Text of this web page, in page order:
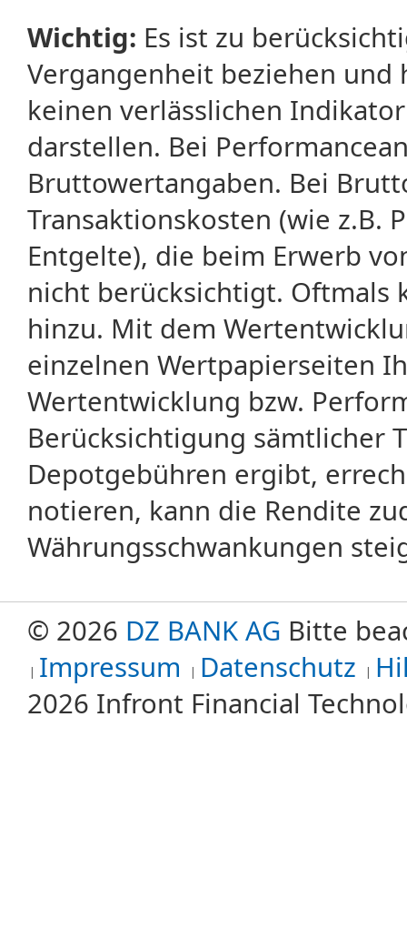
Wichtig: Es ist zu
Vergangenheit beziehen
keinen verlässlichen
darstellen. Bei
Bruttowertangaben. Bei
Transaktionskosten (wie z.B.
Entgelte), die beim Erwerb
nicht berücksichtigt. Oftmals
hinzu. Mit dem
einzelnen Wertpapierseiten
Wertentwicklung bzw.
Berücksichtigung sämtlicher
Depotgebühren ergibt,
notieren, kann die Rendite
Währungsschwankungen
© 2026 DZ BANK AG Bitte
Impressum
Datenschutz
2026 Infront Financial